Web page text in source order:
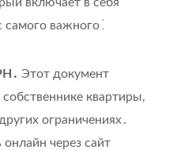
самого важного⁚
Этот документ
квартиры,
ограничениях․
через сайт